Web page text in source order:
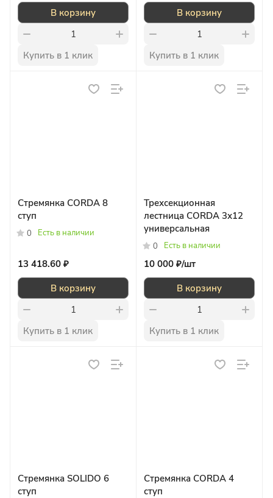
В корзину
Купить в 1 клик
В корзину
Купить в 1 клик
Стремянка CORDA 8
ступ
0 Есть в наличии
13 418.60 ₽
В корзину
Купить в 1 клик
Трехсекционная
лестница CORDA 3х12
универсальная
0 Есть в наличии
10 000 ₽/шт
В корзину
Купить в 1 клик
Стремянка SOLIDO 6
ступ
Стремянка CORDA 4
ступ